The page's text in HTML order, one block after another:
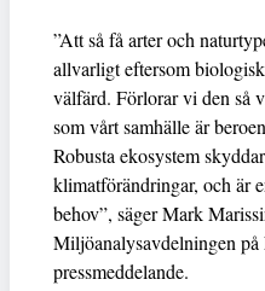
”Att så få arter och
allvarligt eftersom
välfärd. Förlorar vi den så
som vårt samhälle är
Robusta ekosystem
klimatförändringar, och är
behov”, säger Mark
Miljöanalysavdelningen
pressmeddelande.